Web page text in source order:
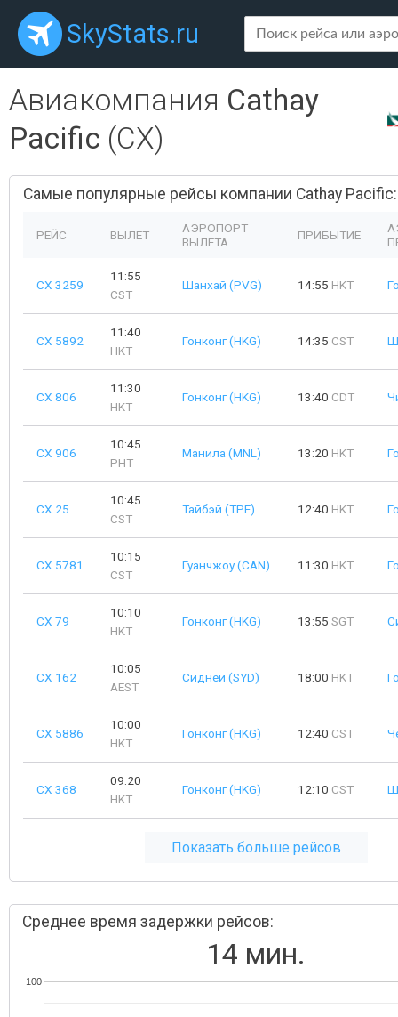
SkyStats.ru
Авиакомпания Cathay
Pacific (CX)
Самые популярные рейсы компании Cathay Pacific:
РЕЙС ВЫЛЕТ
АЭРОПОРТ
ВЫЛЕТА
ПРИБЫТИЕ
CX 3259
11:55
CST
Шанхай (PVG) 14:55 HKT
CX 5892
11:40
HKT
Гонконг (HKG) 14:35 CST
CX 806
11:30
HKT
Гонконг (HKG) 13:40 CDT
CX 906
10:45
PHT
Манила (MNL) 13:20 HKT
CX 25
10:45
CST
Тайбэй (TPE) 12:40 HKT
CX 5781
10:15
CST
Гуанчжоу (CAN) 11:30 HKT
CX 79
10:10
HKT
Гонконг (HKG) 13:55 SGT
CX 162
10:05
AEST
Сидней (SYD) 18:00 HKT
CX 5886
10:00
HKT
Гонконг (HKG) 12:40 CST
CX 368
09:20
HKT
Гонконг (HKG) 12:10 CST
Показать больше рейсов
Среднее время задержки рейсов:
14 мин.
100